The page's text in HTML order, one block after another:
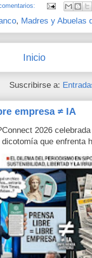
, Madres y Abuelas
Inicio
Suscribirse a:
empresa ≠ IA
2026
que enfrenta